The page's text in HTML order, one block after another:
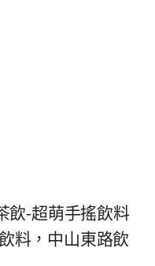
飲-超萌手搖飲料
料，中山東路飲